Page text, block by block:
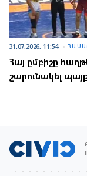
31.07.2026, 11:54
Հայ ըմբիշը
շարունակել